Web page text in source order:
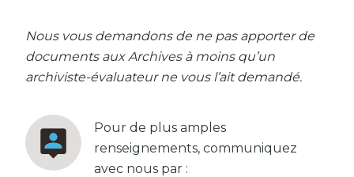
Nous vous demandons de ne pas apporter de
documents aux Archives à moins qu’un
archiviste-évaluateur ne vous l’ait demandé.
Pour de plus amples
renseignements, communiquez
avec nous par :